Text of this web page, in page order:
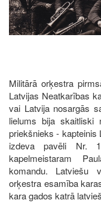
Militārā orķestra
Latvijas Neatkarības
vai Latvija nosargās
lielums bija skaitliski
priekšnieks - kapteinis
izdeva pavēli Nr.
kapelmeistaram
komandu. Latviešu
orķestra esamība
kara gados katrā